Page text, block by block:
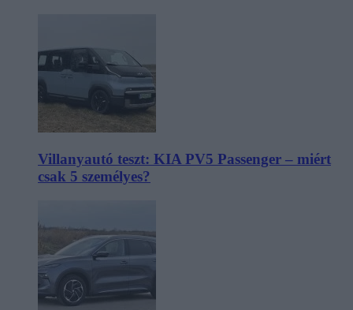
Villanyautó teszt: KIA PV5 Passenger – miért
csak 5 személyes?